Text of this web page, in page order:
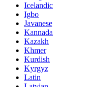
Icelandic
Igbo
Javanese
Kannada
Kazakh
Khmer
Kurdish
Kyrgyz
Latin